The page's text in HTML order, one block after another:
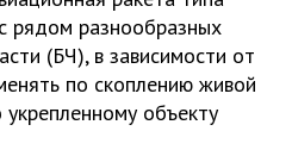
рядом разнообразных
(БЧ), в зависимости от
по скоплению живой
объекту